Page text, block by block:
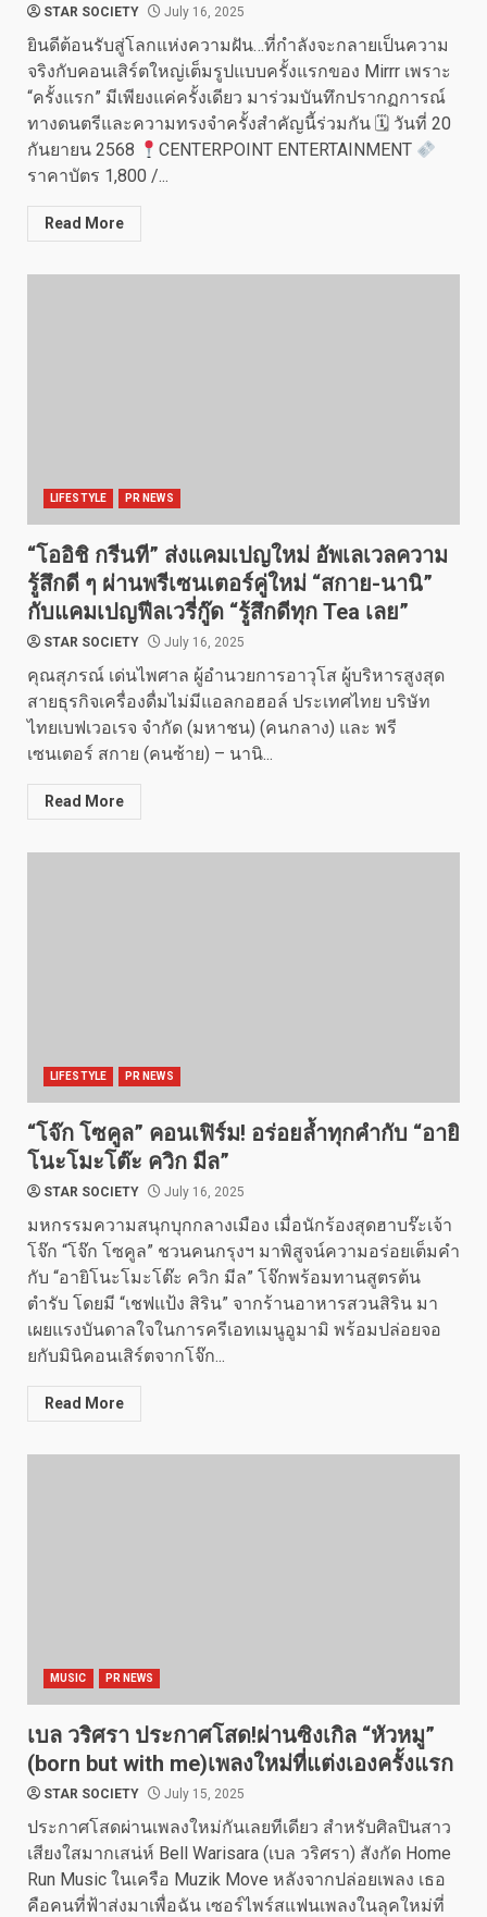
STAR SOCIETY July 16, 2025
ยินดีต้อนรับสู่โลกแห่งความฝัน…ที่กำลังจะกลายเป็นความ
จริงกับคอนเสิร์ตใหญ่เต็มรูปแบบครั้งแรกของ Mirrr เพราะ
“ครั้งแรก” มีเพียงแค่ครั้งเดียว มาร่วมบันทึกปรากฏการณ์
ทางดนตรีและความทรงจำครั้งสำคัญนี้ร่วมกัน 🗓 วันที่ 20
กันยายน 2568
CENTERPOINT ENTERTAINMENT
ราคาบัตร 1,800 /...
Read More
LIFESTYLE PR NEWS
“โออิชิ กรีนที” ส่งแคมเปญใหม่ อัพเลเวลความ
รู้สึกดี ๆ ผ่านพรีเซนเตอร์คู่ใหม่ “สกาย-นานิ”
กับแคมเปญฟีลเวรี่กู๊ด “รู้สึกดีทุก Tea เลย”
STAR SOCIETY July 16, 2025
คุณสุภรณ์ เด่นไพศาล ผู้อำนวยการอาวุโส ผู้บริหารสูงสุด
สายธุรกิจเครื่องดื่มไม่มีแอลกอฮอล์ ประเทศไทย บริษัท
ไทยเบฟเวอเรจ จำกัด (มหาชน) (คนกลาง) และ พรี
เซนเตอร์ สกาย (คนซ้าย) – นานิ...
Read More
LIFESTYLE PR NEWS
“โจ๊ก โซคูล” คอนเฟิร์ม! อร่อยล้ำทุกคำกับ “อายิ
โนะโมะโต๊ะ ควิก มีล”
STAR SOCIETY July 16, 2025
มหกรรมความสนุกบุกกลางเมือง เมื่อนักร้องสุดฮาบร๊ะเจ้า
โจ๊ก “โจ๊ก โซคูล” ชวนคนกรุงฯ มาพิสูจน์ความอร่อยเต็มคำ
กับ “อายิโนะโมะโต๊ะ ควิก มีล” โจ๊กพร้อมทานสูตรต้น
ตำรับ โดยมี “เชฟแป้ง สิริน” จากร้านอาหารสวนสิริน มา
เผยแรงบันดาลใจในการครีเอทเมนูอูมามิ พร้อมปล่อยจอ
ยกับมินิคอนเสิร์ตจากโจ๊ก...
Read More
MUSIC PR NEWS
เบล วริศรา ประกาศโสด!ผ่านซิงเกิล “หัวหมู”
(born but with me)เพลงใหม่ที่แต่งเองครั้งแรก
STAR SOCIETY July 15, 2025
ประกาศโสดผ่านเพลงใหม่กันเลยทีเดียว สำหรับศิลปินสาว
เสียงใสมากเสน่ห์ Bell Warisara (เบล วริศรา) สังกัด Home
Run Music ในเครือ Muzik Move หลังจากปล่อยเพลง เธอ
คือคนที่ฟ้าส่งมาเพื่อฉัน เซอร์ไพร์สแฟนเพลงในลุคใหม่ที่